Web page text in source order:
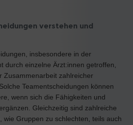
verstehen und
insbesondere in der
durch einzelne Ärzt:innen getroffen,
Zusammenarbeit zahlreicher
Teamentscheidungen können
wenn sich die Fähigkeiten und
Gleichzeitig sind zahlreiche
wie Gruppen zu schlechten, teils auch